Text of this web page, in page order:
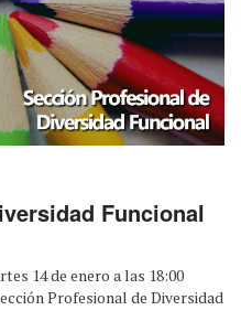
Funcional
14 de enero a las 18:00
Profesional de Diversidad